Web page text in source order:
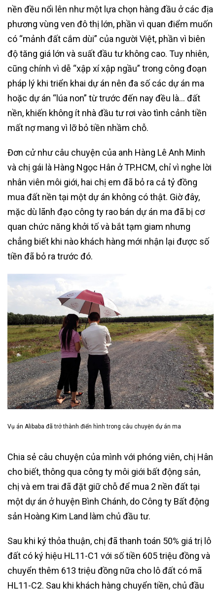
nền đều nổi lên như một lựa chọn hàng đầu ở các địa
phương vùng ven đô thị lớn, phần vì quan điểm muốn
có “mảnh đất cắm dùi” của người Việt, phần vì biên
độ tăng giá lớn và suất đầu tư không cao. Tuy nhiên,
cũng chính vì dễ “xập xí xập ngầu” trong công đoạn
pháp lý khi triển khai dự án nên đa số các dự án ma
hoặc dự án “lúa non” từ trước đến nay đều là… đất
nền, khiến không ít nhà đầu tư rơi vào tình cảnh tiền
mất nợ mang vì lỡ bỏ tiền nhầm chỗ.
Đơn cử như câu chuyện của anh Hàng Lê Anh Minh
và chị gái là Hàng Ngọc Hân ở TP.HCM, chỉ vì nghe lời
nhân viên môi giới, hai chị em đã bỏ ra cả tỷ đồng
mua đất nền tại một dự án không có thật. Giờ đây,
mặc dù lãnh đạo công ty rao bán dự án ma đã bị cơ
quan chức năng khởi tố và bắt tạm giam nhưng
chẳng biết khi nào khách hàng mới nhận lại được số
tiền đã bỏ ra trước đó.
Vụ án Alibaba đã trở thành điển hình trong câu chuyện dự án ma
Chia sẻ câu chuyện của mình với phóng viên, chị Hân
cho biết, thông qua công ty môi giới bất động sản,
chị và em trai đã đặt giữ chỗ để mua 2 nền đất tại
một dự án ở huyện Bình Chánh, do Công ty Bất động
sản Hoàng Kim Land làm chủ đầu tư.
Sau khi ký thỏa thuận, chị đã thanh toán 50% giá trị lô
đất có ký hiệu HL11-C1 với số tiền 605 triệu đồng và
chuyển thêm 613 triệu đồng nữa cho lô đất có mã
HL11-C2. Sau khi khách hàng chuyển tiền, chủ đầu